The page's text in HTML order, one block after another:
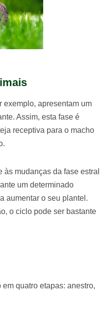
exemplo, apresentam um
Assim, esta fase é
receptiva para o macho
mudanças da fase estral
um determinado
aumentar o seu plantel.
o ciclo pode ser bastante
quatro etapas: anestro,